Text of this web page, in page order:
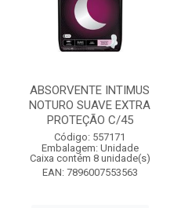
ABSORVENTE INTIMUS
NOTURO SUAVE EXTRA
PROTEÇÃO C/45
Código: 557171
Embalagem: Unidade
Caixa contém 8 unidade(s)
EAN: 7896007553563